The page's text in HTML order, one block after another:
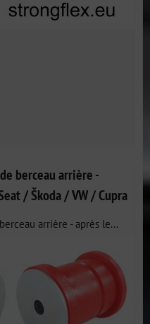
berceau arrière -
/ Škoda / VW / Cupra
arrière - après le...